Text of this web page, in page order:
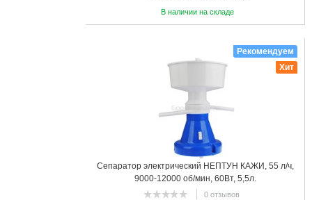
В наличии на складе
Сепаратор электрический НЕПТУН КАЖИ, 55 л/ч,
9000-12000 об/мин, 60Вт, 5,5л.
0 отзывов
Рекомендуем
Хит